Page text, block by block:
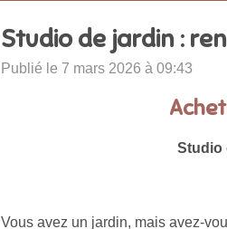
Studio de jardin :
Publié le 7 mars 2026 à 09:43
Studio
Vous avez un jardin, mais avez-